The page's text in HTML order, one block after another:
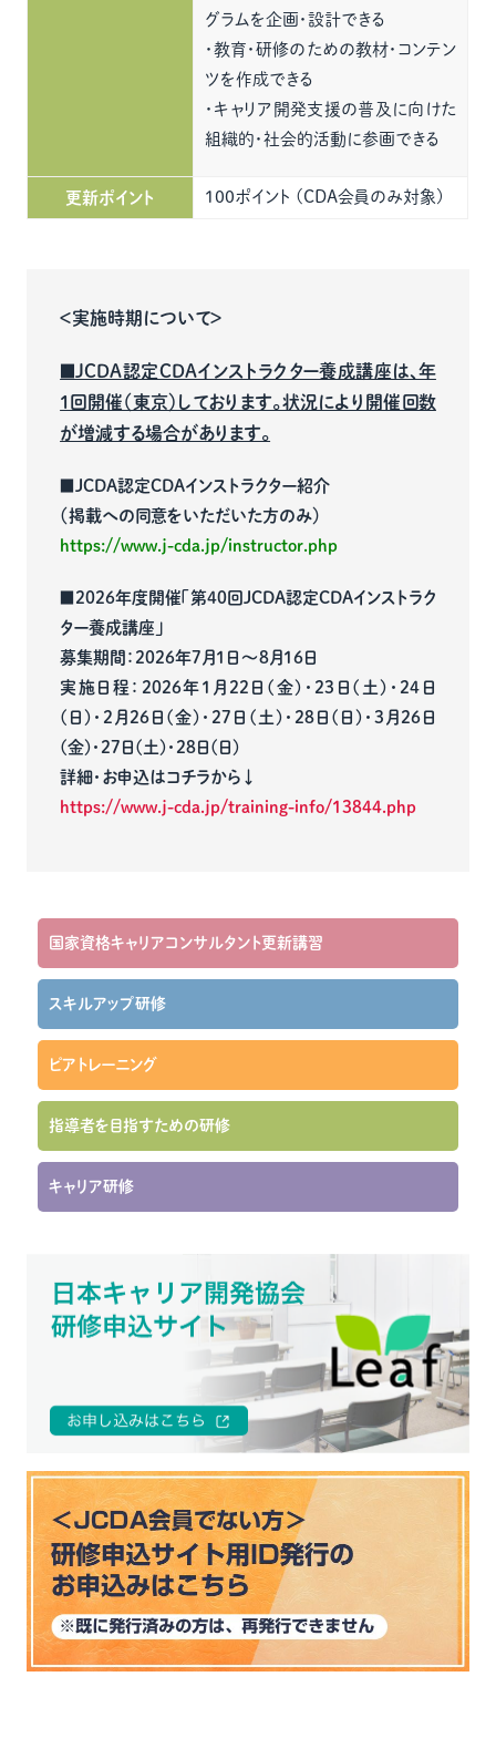
グラムを企画・設計できる
・教育・研修のための教材・コンテン
ツを作成できる
・キャリア開発支援の普及に向けた
組織的・社会的活動に参画できる
更新ポイント 100ポイント (CDA会員のみ対象)
＜実施時期について＞
■JCDA認定CDAインストラクター養成講座は、年
1回開催（東京）しております。状況により開催回数
が増減する場合があります。
■JCDA認定CDAインストラクター紹介
（掲載への同意をいただいた方のみ）
https://www.j-cda.jp/instructor.php
■2026年度開催「第40回JCDA認定CDAインストラク
ター養成講座」
募集期間：2026年7月1日～8月16日
実施日程：2026年1月22日(金)・23日(土)・24日
(日)・2月26日(金)・27日(土)・28日(日)・3月26日
(金)・27日(土)・28日(日)
詳細・お申込はコチラから↓
https://www.j-cda.jp/training-info/13844.php
国家資格キャリアコンサルタント更新講習
スキルアップ研修
ピアトレーニング
指導者を目指すための研修
キャリア研修